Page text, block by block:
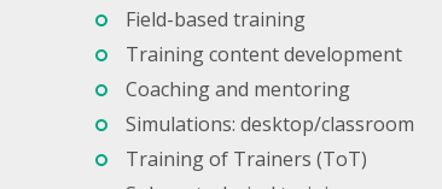
Field-based training
Training content development
Coaching and mentoring
Simulations: desktop/classroom
Training of Trainers (ToT)